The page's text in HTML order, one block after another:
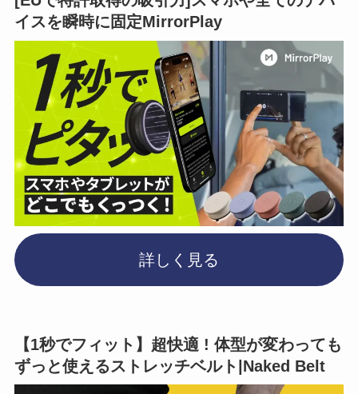
イスを瞬時に固定MirrorPlay
詳しく見る
【1秒でフィット】超快適 ! 体型が変わっても
ずっと使えるストレッチベルト|Naked Belt